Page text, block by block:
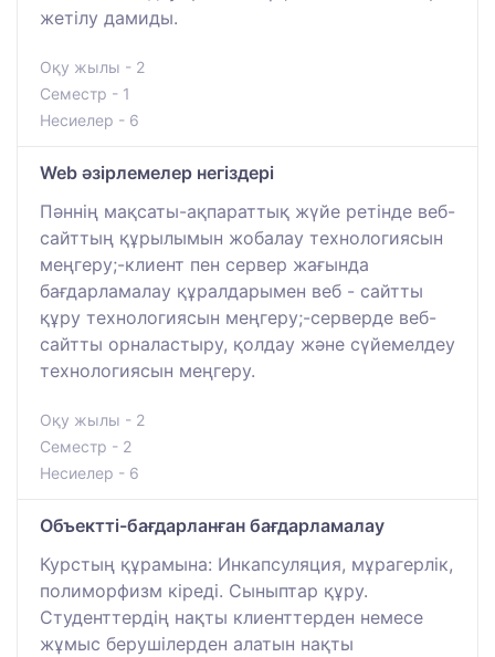
жетілу дамиды.
Оқу жылы - 2
Семестр - 1
Несиелер - 6
Web әзірлемелер негіздері
Пәннің мақсаты-ақпараттық жүйе ретінде веб-
сайттың құрылымын жобалау технологиясын
меңгеру;-клиент пен сервер жағында
бағдарламалау құралдарымен веб - сайтты
құру технологиясын меңгеру;-серверде веб-
сайтты орналастыру, қолдау және сүйемелдеу
технологиясын меңгеру.
Оқу жылы - 2
Семестр - 2
Несиелер - 6
Объектті-бағдарланған бағдарламалау
Курстың құрамына: Инкапсуляция, мұрагерлік,
полиморфизм кіреді. Сыныптар құру.
Студенттердің нақты клиенттерден немесе
жұмыс берушілерден алатын нақты